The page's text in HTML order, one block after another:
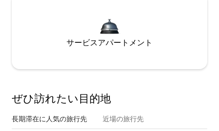
サービスアパートメント
ぜひ訪⁠れ⁠た⁠い目⁠的⁠地
長期滞在に人気の旅行先 近場の旅行先